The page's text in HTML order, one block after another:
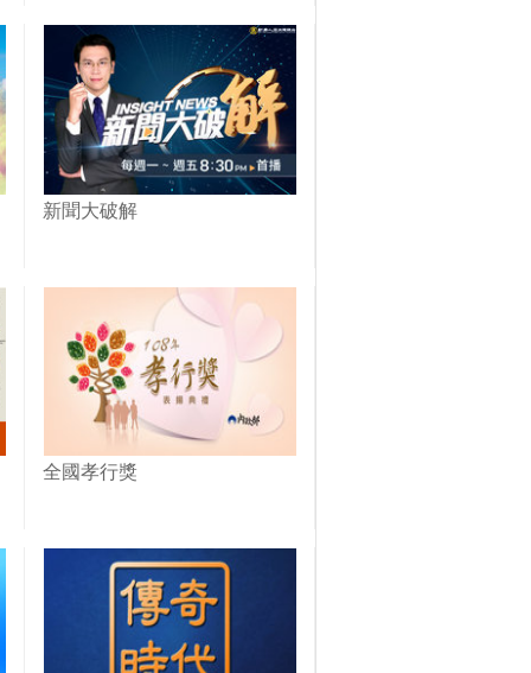
新聞大破解
全國孝行獎